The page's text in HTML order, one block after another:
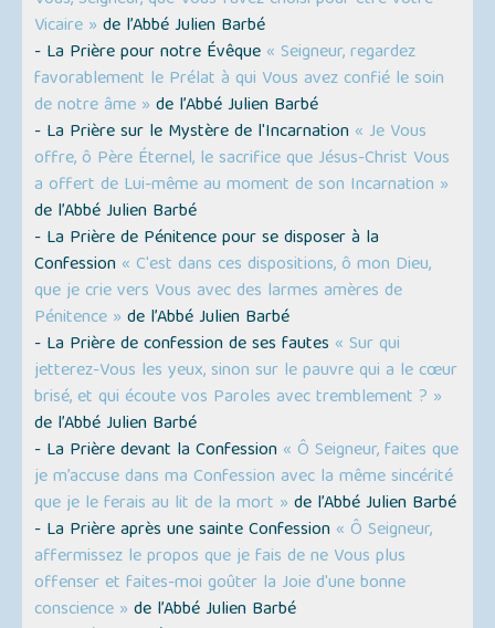
Vicaire » de l’Abbé Julien Barbé
- La Prière pour notre Évêque « Seigneur, regardez
favorablement le Prélat à qui Vous avez confié le soin
de notre âme » de l’Abbé Julien Barbé
- La Prière sur le Mystère de l'Incarnation « Je Vous
offre, ô Père Éternel, le sacrifice que Jésus-Christ Vous
a offert de Lui-même au moment de son Incarnation »
de l’Abbé Julien Barbé
- La Prière de Pénitence pour se disposer à la
Confession « C'est dans ces dispositions, ô mon Dieu,
que je crie vers Vous avec des larmes amères de
Pénitence » de l’Abbé Julien Barbé
- La Prière de confession de ses fautes « Sur qui
jetterez-Vous les yeux, sinon sur le pauvre qui a le cœur
brisé, et qui écoute vos Paroles avec tremblement ? »
de l’Abbé Julien Barbé
- La Prière devant la Confession « Ô Seigneur, faites que
je m’accuse dans ma Confession avec la même sincérité
que je le ferais au lit de la mort » de l’Abbé Julien Barbé
- La Prière après une sainte Confession « Ô Seigneur,
affermissez le propos que je fais de ne Vous plus
offenser et faites-moi goûter la Joie d'une bonne
conscience » de l’Abbé Julien Barbé